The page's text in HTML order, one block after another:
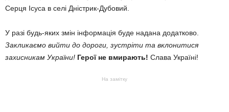
Серця Ісуса в селі Дністрик-Дубовий.
У разі будь-яких змін інформація буде надана додатково.
Закликаємо вийти до дороги, зустріти та вклонитися
захисникам України! Герої не вмирають! Слава Україні!
На замітку